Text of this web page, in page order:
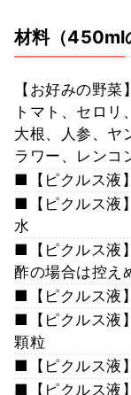
材料（450ml
【お好みの野
トマト、セロリ
大根、人参、ヤ
ラワー、レンコ
■【ピクルス液
■【ピクルス液】
水
■【ピクルス液
酢の場合は控え
■【ピクルス液
■【ピクルス液
顆粒
■【ピクルス液
■【ピクルス液